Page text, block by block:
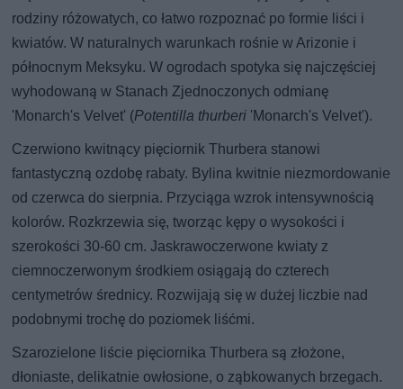
rodziny różowatych, co łatwo rozpoznać po formie liści i
kwiatów. W naturalnych warunkach rośnie w Arizonie i
północnym Meksyku. W ogrodach spotyka się najczęściej
wyhodowaną w Stanach Zjednoczonych odmianę
'Monarch's Velvet' (Potentilla thurberi 'Monarch's Velvet').
Czerwiono kwitnący pięciornik Thurbera stanowi
fantastyczną ozdobę rabaty. Bylina kwitnie niezmordowanie
od czerwca do sierpnia. Przyciąga wzrok intensywnością
kolorów. Rozkrzewia się, tworząc kępy o wysokości i
szerokości 30-60 cm. Jaskrawoczerwone kwiaty z
ciemnoczerwonym środkiem osiągają do czterech
centymetrów średnicy. Rozwijają się w dużej liczbie nad
podobnymi trochę do poziomek liśćmi.
Szarozielone liście pięciornika Thurbera są złożone,
dłoniaste, delikatnie owłosione, o ząbkowanych brzegach.